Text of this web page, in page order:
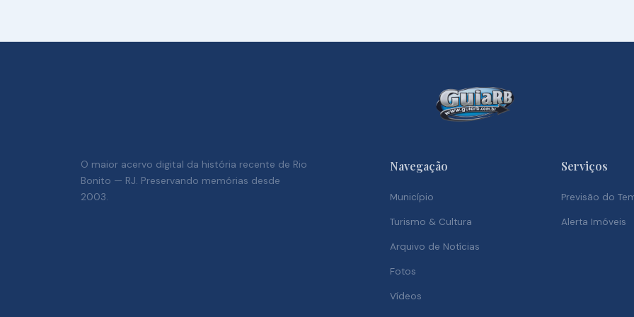
O maior acervo digital da história recente de Rio
Bonito — RJ. Preservando memórias desde
2003.
Navegação
Município
Turismo & Cultura
Arquivo de Notícias
Fotos
Vídeos
Serviços
Previsão do
Alerta Imóveis